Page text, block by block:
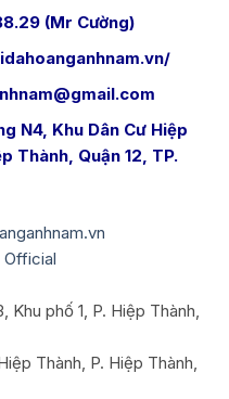
(Mr Cường)
N4, Khu Dân Cư Hiệp
Thành, Quận 12, TP.
Official
Khu phố 1, P. Hiệp Thành,
Thành, P. Hiệp Thành,